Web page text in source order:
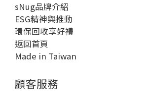
sNug品牌介紹
ESG精神與推動
環保回收享好禮
返回首頁
Made in Taiwan
顧客服務